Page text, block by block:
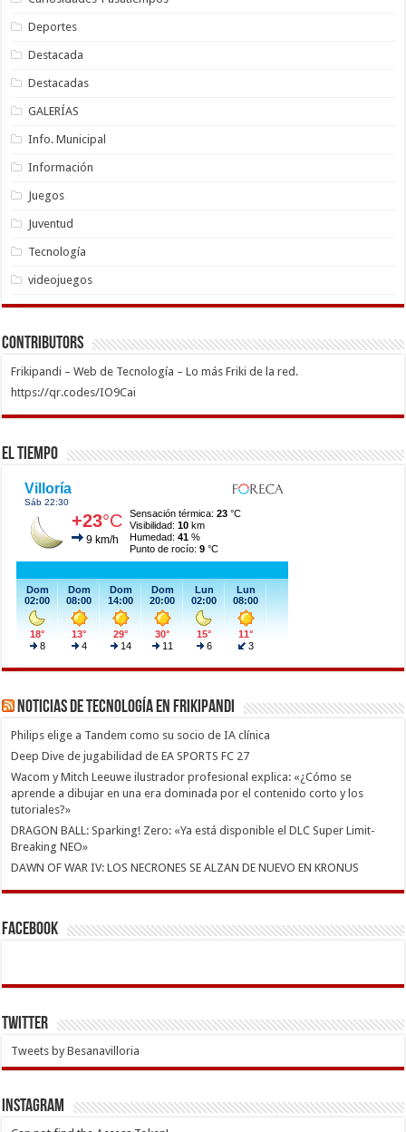
Deportes
Destacada
Destacadas
GALERÍAS
Info. Municipal
Información
Juegos
Juventud
Tecnología
videojuegos
Contributors
Frikipandi – Web de Tecnología – Lo más Friki de la red.
https://qr.codes/IO9Cai
El Tiempo
Noticias de Tecnología en Frikipandi
Philips elige a Tandem como su socio de IA clínica
Deep Dive de jugabilidad de EA SPORTS FC 27
Wacom y Mitch Leeuwe ilustrador profesional explica: «¿Cómo se
aprende a dibujar en una era dominada por el contenido corto y los
tutoriales?»
DRAGON BALL: Sparking! Zero: «Ya está disponible el DLC Super Limit-
Breaking NEO»
DAWN OF WAR IV: LOS NECRONES SE ALZAN DE NUEVO EN KRONUS
Facebook
Twitter
Tweets by Besanavilloria
INSTAGRAM